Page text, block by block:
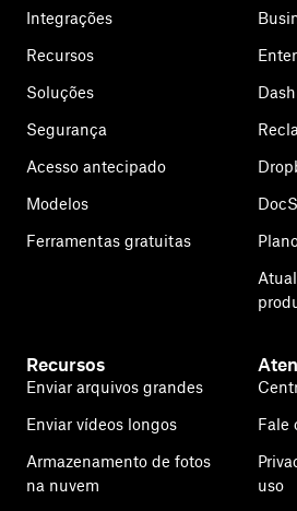
Integrações
Recursos
Soluções
Segurança
Acesso antecipado
Modelos
Ferramentas gratuitas
Dash
Recursos
Enviar arquivos grandes
Enviar vídeos longos
Armazenamento de fotos
na nuvem
Fale
uso